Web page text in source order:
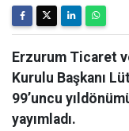
Erzurum Ticaret
Kurulu Başkanı
99’uncu
yayımladı.